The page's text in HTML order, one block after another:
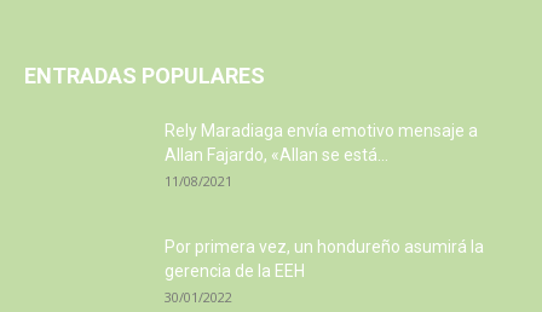
ENTRADAS POPULARES
Rely Maradiaga envía emotivo mensaje a
Allan Fajardo, «Allan se está...
11/08/2021
Por primera vez, un hondureño asumirá la
gerencia de la EEH
30/01/2022